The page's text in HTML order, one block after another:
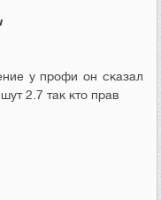
у профи он сказал
2.7 так кто прав